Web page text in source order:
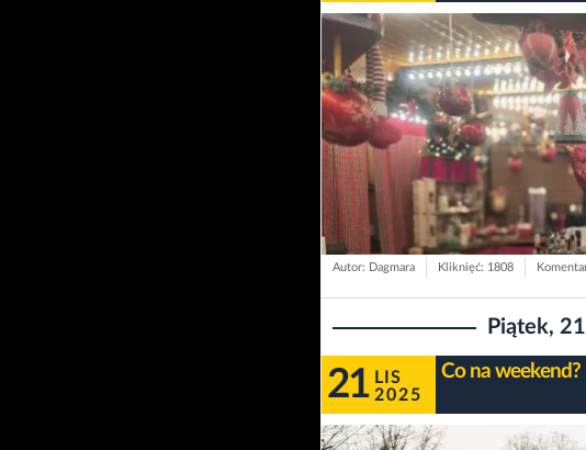
Autor: Dagmara Kliknięć: 1808
Piątek,
21 LIS
2025
Co na weekend?